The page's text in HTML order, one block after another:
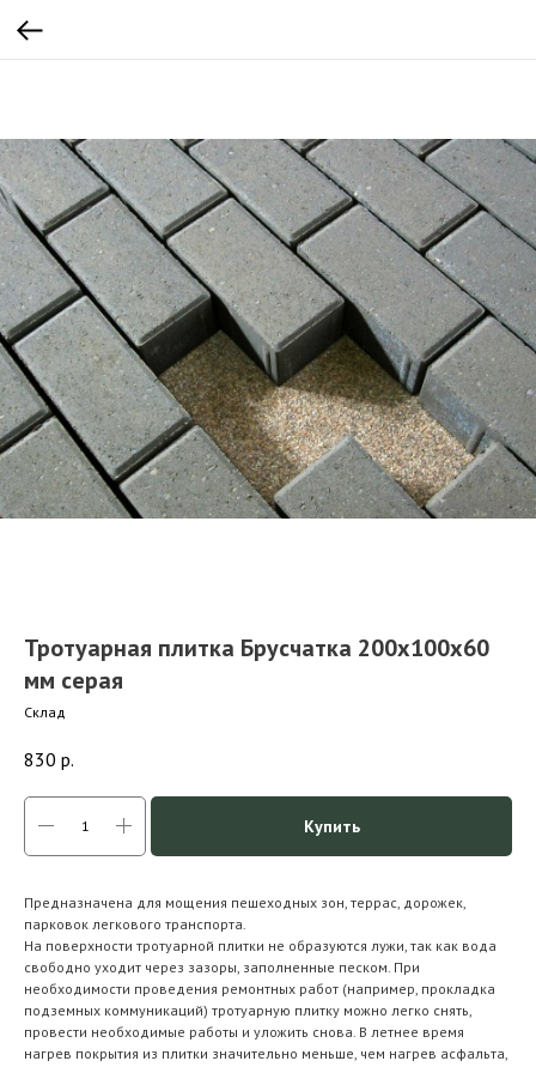
Тротуарная плитка Брусчатка 200х100х60
мм серая
Склад
830 р.
Купить
Предназначена для мощения пешеходных зон, террас, дорожек,
парковок легкового транспорта.
На поверхности тротуарной плитки не образуются лужи, так как вода
свободно уходит через зазоры, заполненные песком. При
необходимости проведения ремонтных работ (например, прокладка
подземных коммуникаций) тротуарную плитку можно легко снять,
провести необходимые работы и уложить снова. В летнее время
нагрев покрытия из плитки значительно меньше, чем нагрев асфальта,